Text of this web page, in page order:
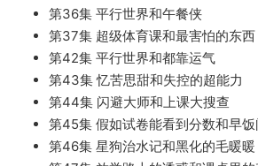
第36集 平行世界和午餐侠
第37集 超级体育课和最害怕的东西
第42集 平行世界和都靠运气
第43集 忆苦思甜和失控的超能力
第44集 闪避大师和上课大搜查
第45集 假如试卷能看到分数和早饭
第46集 星狗治水记和黑化的毛暖暖